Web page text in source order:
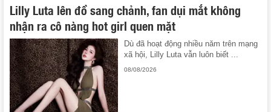
Lilly Luta lên đồ sang chảnh, fan dụi mắt không
nhận ra cô nàng hot girl quen mặt
Dù đã hoạt động nhiều năm trên mạng
xã hội, Lilly Luta vẫn luôn biết ...
08/08/2026